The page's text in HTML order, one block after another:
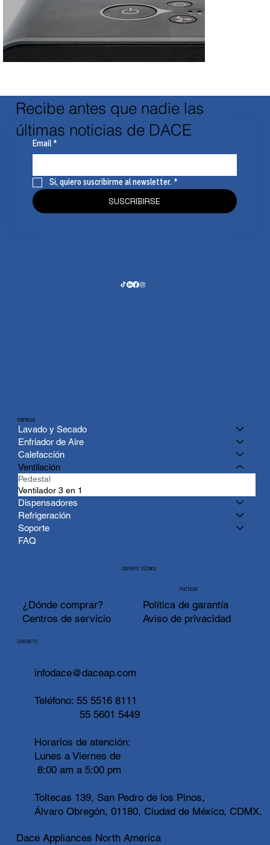
Recibe antes que nadie las
últimas noticias de DACE
Email *
Sí, quiero suscribirme al newsletter. *
SUSCRIBIRSE
EMPRESA
Lavado y Secado
Enfriador de Aire
Calefacción
Ventilación
Pedestal
Ventilador 3 en 1
Dispensadores
Refrigeración
Soporte
FAQ
SOPORTE TÉCNICO
¿Dónde comprar?
Centros de servicio
POLÍTICAS
Política de garantía
Aviso de privacidad
infodace@daceap.com
Teléfono:55 5516 8111
55 5601 5449
Horarios de atención:
Lunes a Viernes de
8:00 am a 5:00 pm
Toltecas 139, San Pedro de los Pinos,
Álvaro Obregón, 01180, Ciudad de México, CDMX.
CONTACTO
Dace Appliances North America